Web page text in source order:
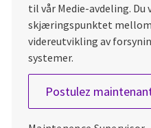
til vår Medie‑avdeling. Du
skjæringspunktet
videreutvikling av
systemer.
Postulez